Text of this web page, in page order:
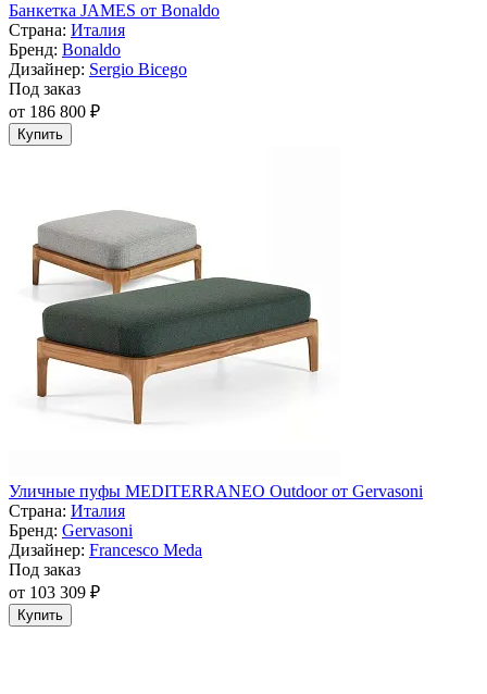
Банкетка JAMES от Bonaldo
Страна: Италия
Бренд: Bonaldo
Дизайнер: Sergio Bicego
Под заказ
от 186 800 ₽
Купить
Уличные пуфы MEDITERRANEO Outdoor от Gervasoni
Страна: Италия
Бренд: Gervasoni
Дизайнер: Francesco Meda
Под заказ
от 103 309 ₽
Купить